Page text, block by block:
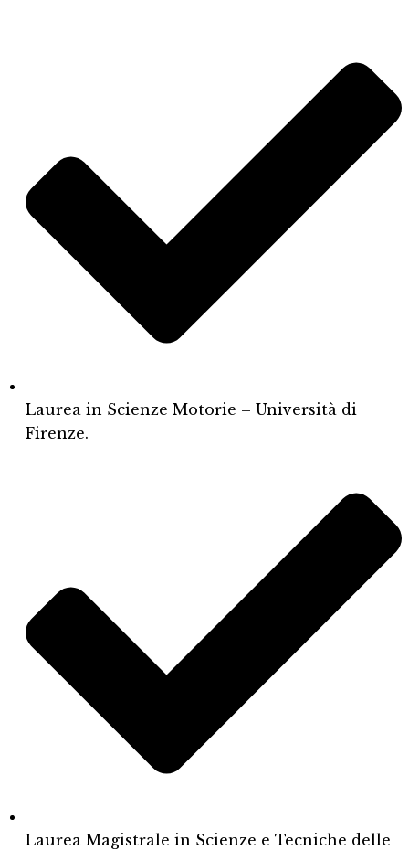
Laurea in Scienze Motorie – Università di
Firenze.
Laurea Magistrale in Scienze e Tecniche delle